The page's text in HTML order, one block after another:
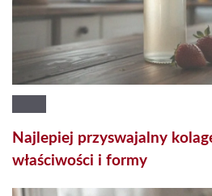
Najlepiej przyswajalny
właściwości i formy